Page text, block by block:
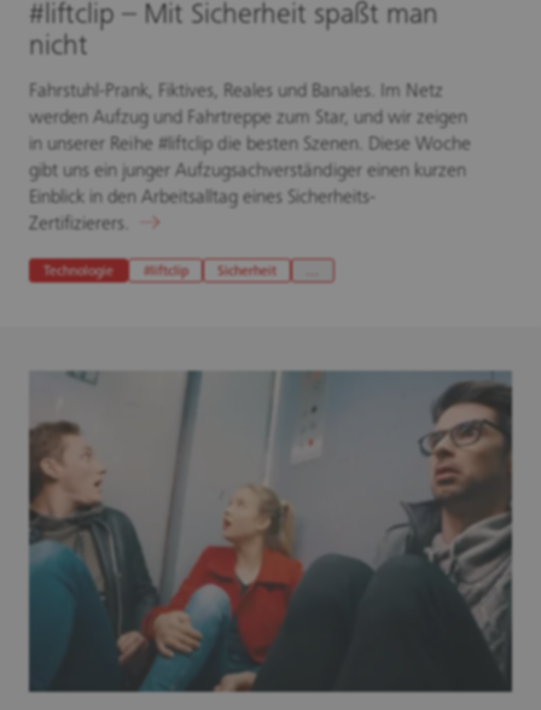
#liftclip – Mit Sicherheit spaßt man
nicht
Fahrstuhl-Prank, Fiktives, Reales und Banales. Im Netz
werden Aufzug und Fahrtreppe zum Star, und wir zeigen
in unserer Reihe #liftclip die besten Szenen. Diese Woche
gibt uns ein junger Aufzugsachverständiger einen kurzen
Einblick in den Arbeitsalltag eines Sicherheits-
Zertifizierers.
Technologie #liftclip Sicherheit